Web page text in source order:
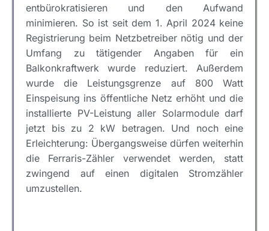
entbürokratisieren und den Aufwand
minimieren. So ist seit dem 1. April 2024 keine
Registrierung beim Netzbetreiber nötig und der
Umfang zu tätigender Angaben für ein
Balkonkraftwerk wurde reduziert. Außerdem
wurde die Leistungsgrenze auf 800 Watt
Einspeisung ins öffentliche Netz erhöht und die
installierte PV-Leistung aller Solarmodule darf
jetzt bis zu 2 kW betragen. Und noch eine
Erleichterung: Übergangsweise dürfen weiterhin
die Ferraris-Zähler verwendet werden, statt
zwingend auf einen digitalen Stromzähler
umzustellen.